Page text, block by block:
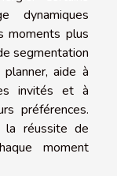
dynamiques
moments plus
segmentation
aide à
invités et à
préférences.
la réussite de
moment